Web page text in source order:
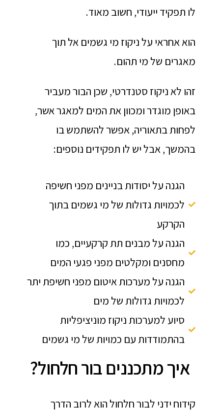
לו תפקיד ייעודי, חשוב מאוד.
הוא אחראי על ניקוז מי גשמים אל תוך
מאגרים של מי תהום.
זהו לא ניקוז סטנדרטי, שכן הבור מעביר
באופן מוגדר ומכוון את המים למאגר אשר,
לפחות בתאוריה, אפשר להשתמש בו
בהמשך, אבל יש לו תפקידים נוספים:
הגנה על יסודות בניינים מפני חשיפה
לכמויות גדולות של מי גשמים בתוך
הקרקע
הגנה על מבנים תת קרקעיים, כמו
מחסנים ומקלטים מפני פגעי המים
הגנה על מערכות איטום מפני חשיפת יתר
לכמויות גדולות של מים
סיוע למערכות ניקוז מוניציפליות
בהתמודדות עם כמויות של מי גשמים
איך מתכננים בור חלחול?
קידוח ידני לבור חלחול הוא לרוב הדרך